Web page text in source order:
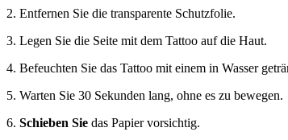
2. Entfernen Sie die transparente Schutzfolie.
3. Legen Sie die Seite mit dem Tattoo auf die Haut.
4. Befeuchten Sie das Tattoo mit einem in Wasser
5. Warten Sie 30 Sekunden lang, ohne es zu bewegen.
6. Schieben Sie das Papier vorsichtig.